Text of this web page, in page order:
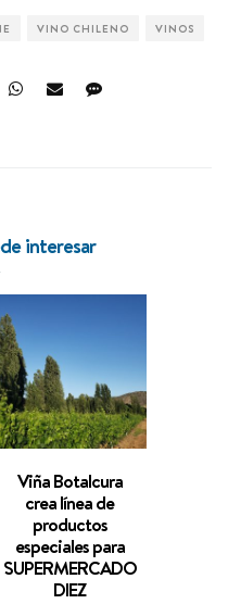
VINO CHILENO VINOS
interesar
Viña Botalcura
crea línea de
productos
especiales para
SUPERMERCADO
DIEZ